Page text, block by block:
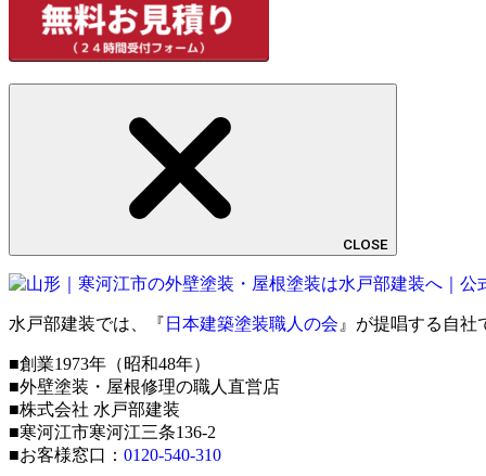
CLOSE
水戸部建装では、『 日本建築塗装職人の会 』が提唱する自
■創業1973年（昭和48年）
■外壁塗装・屋根修理の職人直営店
■株式会社 水戸部建装
■寒河江市寒河江三条136-2
■お客様窓口： 0120-540-310